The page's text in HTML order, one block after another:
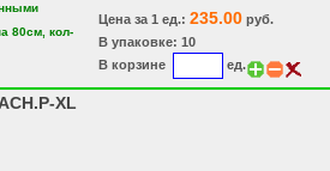
80см, кол-
Цена за 1 ед.: 235.00руб.
В упаковке: 10
В корзине
ед.
XL